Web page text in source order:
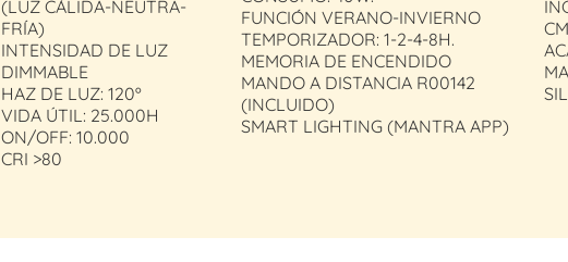
(LUZ CÁLIDA-NEUTRA-
FRÍA)
INTENSIDAD DE LUZ
DIMMABLE
HAZ DE LUZ: 120º
VIDA ÚTIL: 25.000H
ON/OFF: 10.000
CRI >80
FUNCIÓN VERANO-INVIERNO
TEMPORIZADOR: 1-2-4-8H.
MEMORIA DE ENCENDIDO
MANDO A DISTANCIA R00142
(INCLUIDO)
SMART LIGHTING (MANTRA APP)